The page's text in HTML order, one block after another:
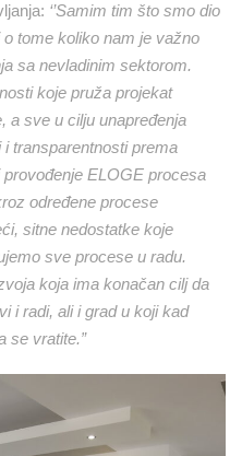
‘’Samim tim što smo dio
tome koliko nam je važno
sa nevladinim sektorom.
koje pruža projekat
a sve u cilju unapređenja
transparentnosti prema
ELOGE procesa
određene procese
sitne nedostatke koje
sve procese u radu.
koja ima konačan cilj da
i radi, ali i grad u koji kad
se vratite.”